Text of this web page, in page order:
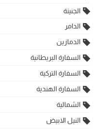
الجنينة
الدامر
الدمازين
السفارة البريطانية
السفارة التركية
السفارة الهندية
الشمالية
النيل الابيض